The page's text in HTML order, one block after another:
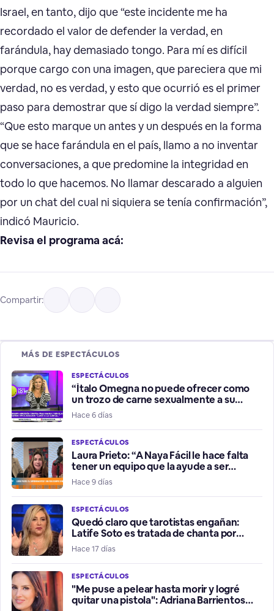
Israel, en tanto, dijo que “este incidente me ha
recordado el valor de defender la verdad, en
farándula, hay demasiado tongo. Para mí es difícil
porque cargo con una imagen, que pareciera que mi
verdad, no es verdad, y esto que ocurrió es el primer
paso para demostrar que sí digo la verdad siempre”.
“Que esto marque un antes y un después en la forma
que se hace farándula en el país, llamo a no inventar
conversaciones, a que predomine la integridad en
todo lo que hacemos. No llamar descarado a alguien
por un chat del cual ni siquiera se tenía confirmación”,
indicó Mauricio.
Revisa el programa acá:
Compartir:
MÁS DE ESPECTÁCULOS
ESPECTÁCULOS
“Ítalo Omegna no puede ofrecer como
un trozo de carne sexualmente a su
hermana”
Hace 6 días
ESPECTÁCULOS
Laura Prieto: “A Naya Fácil le hace falta
tener un equipo que la ayude a ser
influencer positiva”
Hace 9 días
ESPECTÁCULOS
Quedó claro que tarotistas engañan:
Latife Soto es tratada de chanta por
fallidos presagios del Mundial
Hace 17 días
ESPECTÁCULOS
"Me puse a pelear hasta morir y logré
quitar una pistola": Adriana Barrientos